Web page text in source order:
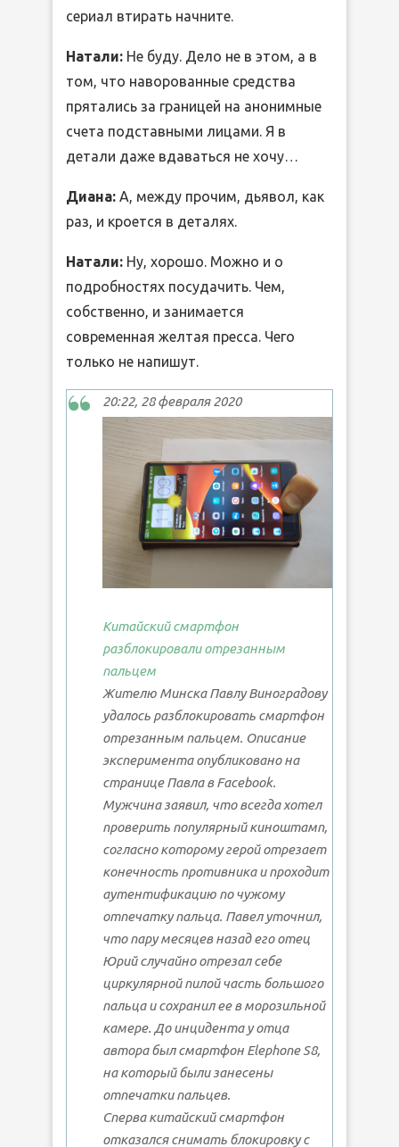
сериал втирать начните.
Натали: Не буду. Дело не в этом, а в
том, что наворованные средства
прятались за границей на анонимные
счета подставными лицами. Я в
детали даже вдаваться не хочу…
Диана: А, между прочим, дьявол, как
раз, и кроется в деталях.
Натали: Ну, хорошо. Можно и о
подробностях посудачить. Чем,
собственно, и занимается
современная желтая пресса. Чего
только не напишут.
20:22, 28 февраля 2020
Китайский смартфон
разблокировали отрезанным
пальцем
Жителю Минска Павлу Виноградову
удалось разблокировать смартфон
отрезанным пальцем. Описание
эксперимента опубликовано на
странице Павла в Facebook.
Мужчина заявил, что всегда хотел
проверить популярный киноштамп,
согласно которому герой отрезает
конечность противника и проходит
аутентификацию по чужому
отпечатку пальца. Павел уточнил,
что пару месяцев назад его отец
Юрий случайно отрезал себе
циркулярной пилой часть большого
пальца и сохранил ее в морозильной
камере. До инцидента у отца
автора был смартфон Elephone S8,
на который были занесены
отпечатки пальцев.
Сперва китайский смартфон
отказался снимать блокировку с